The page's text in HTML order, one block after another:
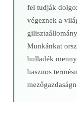
fel tudják
végeznek a
Munkánkat
hulladék
hasznos